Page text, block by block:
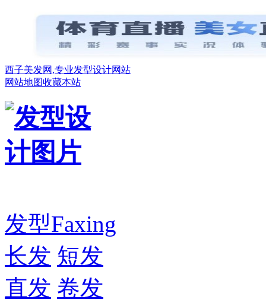
西子美发网,专业发型设计网站
网站地图收藏本站
发型Faxing
长发 短发
直发 卷发